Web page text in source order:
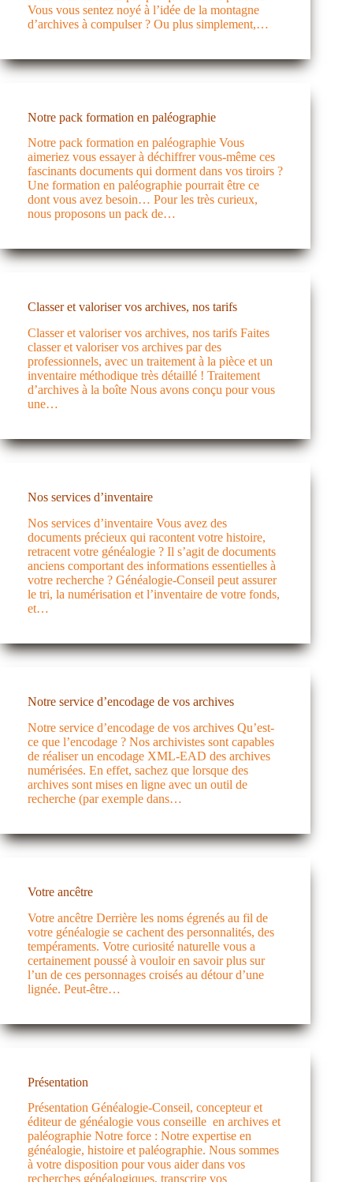
Vous vous sentez noyé à l’idée de la montagne
d’archives à compulser ? Ou plus simplement,…
Notre pack formation en paléographie
Notre pack formation en paléographie Vous
aimeriez vous essayer à déchiffrer vous-même ces
fascinants documents qui dorment dans vos tiroirs ?
Une formation en paléographie pourrait être ce
dont vous avez besoin… Pour les très curieux,
nous proposons un pack de…
Classer et valoriser vos archives, nos tarifs
Classer et valoriser vos archives, nos tarifs Faites
classer et valoriser vos archives par des
professionnels, avec un traitement à la pièce et un
inventaire méthodique très détaillé ! Traitement
d’archives à la boîte Nous avons conçu pour vous
une…
Nos services d’inventaire
Nos services d’inventaire Vous avez des
documents précieux qui racontent votre histoire,
retracent votre généalogie ? Il s’agit de documents
anciens comportant des informations essentielles à
votre recherche ? Généalogie-Conseil peut assurer
le tri, la numérisation et l’inventaire de votre fonds,
et…
Notre service d’encodage de vos archives
Notre service d’encodage de vos archives Qu’est-
ce que l’encodage ? Nos archivistes sont capables
de réaliser un encodage XML-EAD des archives
numérisées. En effet, sachez que lorsque des
archives sont mises en ligne avec un outil de
recherche (par exemple dans…
Votre ancêtre
Votre ancêtre Derrière les noms égrenés au fil de
votre généalogie se cachent des personnalités, des
tempéraments. Votre curiosité naturelle vous a
certainement poussé à vouloir en savoir plus sur
l’un de ces personnages croisés au détour d’une
lignée. Peut-être…
Présentation
Présentation Généalogie-Conseil, concepteur et
éditeur de généalogie vous conseille en archives et
paléographie Notre force : Notre expertise en
généalogie, histoire et paléographie. Nous sommes
à votre disposition pour vous aider dans vos
recherches généalogiques, transcrire vos